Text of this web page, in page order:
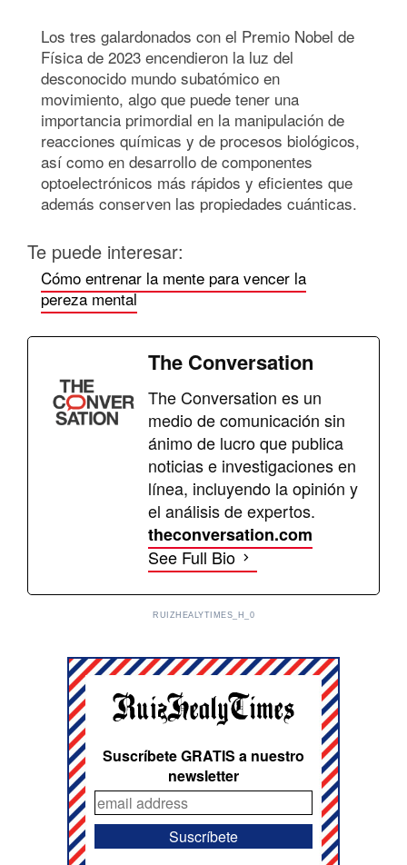
Los tres galardonados con el Premio Nobel de
Física de 2023 encendieron la luz del
desconocido mundo subatómico en
movimiento, algo que puede tener una
importancia primordial en la manipulación de
reacciones químicas y de procesos biológicos,
así como en desarrollo de componentes
optoelectrónicos más rápidos y eficientes que
además conserven las propiedades cuánticas.
Te puede interesar:
Cómo entrenar la mente para vencer la
pereza mental
The Conversation
The Conversation es un
medio de comunicación sin
ánimo de lucro que publica
noticias e investigaciones en
línea, incluyendo la opinión y
el análisis de expertos.
theconversation.com
See Full Bio
RUIZHEALYTIMES_H_0
Suscríbete GRATIS a nuestro
newsletter